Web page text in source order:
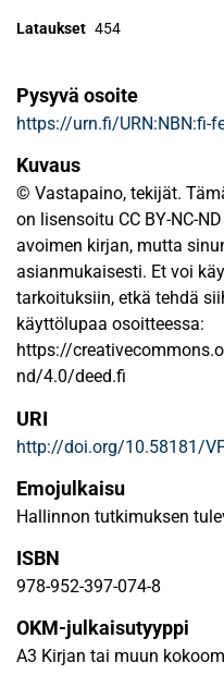
Lataukset 454
Pysyvä osoite
https://urn.fi/URN:NBN:fi-
Kuvaus
© Vastapaino, tekijät.
on lisensoitu CC BY-NC-
avoimen kirjan, mutta
asianmukaisesti. Et voi
tarkoituksiin, etkä tehdä
käyttölupaa osoitteessa:
https://
nd/4.0/deed.fi
URI
http://doi.org/10.58181/
Emojulkaisu
Hallinnon tutkimuksen
ISBN
978-952-397-074-8
OKM-julkaisutyyppi
A3 Kirjan tai muun